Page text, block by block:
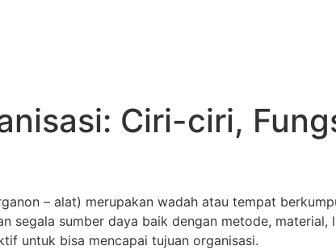
Ciri-ciri,
– alat) merupakan wadah atau tempat
segala sumber daya baik dengan metode,
untuk bisa mencapai tujuan organisasi.